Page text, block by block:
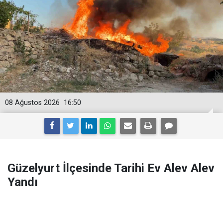
16:50
08 Ağustos 2026
Güzelyurt İlçesinde Tarihi Ev Alev Alev
Yandı